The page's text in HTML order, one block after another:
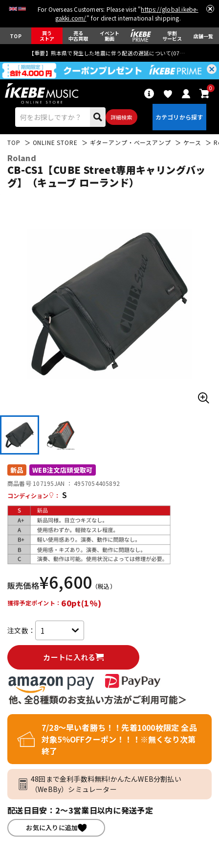
For Overseas Customers: Please visit "https://global.ikebe-
gakki.com/" for direct international shipping.
TOP 買う
ストア
売る
中古買取
イベント
動画
学割
サービス 店舗一覧
【重要】熊本県で発生した地震に伴う配送の遅延について(07月29日
詳細検索
0
ウクレレ
パーカッション
キーボード 電子ピアノ
管楽器
アンプ
DTM オンライン納品
配信/ライブ機器
中古 ヴィンテージ
TOP ONLINE STORE ギターアンプ・ベースアンプ ケース
Roland
CB-CS1【CUBE Street専用キャリングバッ
グ】（キューブ ローランド）
新品 WEB注文店頭受取可
商品番号 107195JAN ： 4957054405892
コンディション
： S
販売価格¥6,600 （税込）
獲得予定ポイント： 60pt(1%)
注文数：
カートに入れる
7/28～早い者勝ち！！先着1000枚限定 全品
対象5％OFFクーポン！！！※無くなり次第
終了
48回まで金利手数料無料!かんたんWEB分割払い
（WeBBy）シミュレーター
配送日目安：2～3営業日以内に発送予定
お気に入りに追加